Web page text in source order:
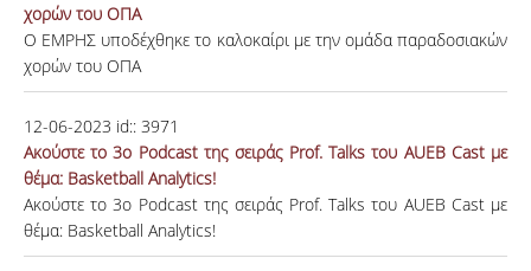
χορών του ΟΠΑ
Ο ΕΜΡΗΣ υποδέχθηκε το καλοκαίρι με την ομάδα παραδοσιακών
χορών του ΟΠΑ
12-06-2023 id:: 3971
Ακούστε το 3o Podcast της σειράς Prof. Talks του AUEB Cast με
θέμα: Basketball Analytics!
Ακούστε το 3o Podcast της σειράς Prof. Talks του AUEB Cast με
θέμα: Basketball Analytics!